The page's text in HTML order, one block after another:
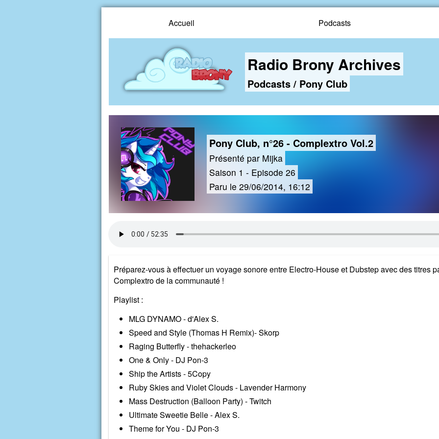
Accueil Podcasts
Radio Brony Archives
Podcasts / Pony Club
Pony Club, n°26 - Complextro Vol.2
Présenté par Mijka
Saison 1 - Episode 26
Paru le 29/06/2014, 16:12
Préparez-vous à effectuer un voyage sonore entre Electro-House et Dubstep avec des titres
Complextro de la communauté !
Playlist :
MLG DYNAMO - d'Alex S.
Speed and Style (Thomas H Remix)- Skorp
Raging Butterfly - thehackerleo
One & Only - DJ Pon-3
Ship the Artists - 5Copy
Ruby Skies and Violet Clouds - Lavender Harmony
Mass Destruction (Balloon Party) - Twitch
Ultimate Sweetie Belle - Alex S.
Theme for You - DJ Pon-3